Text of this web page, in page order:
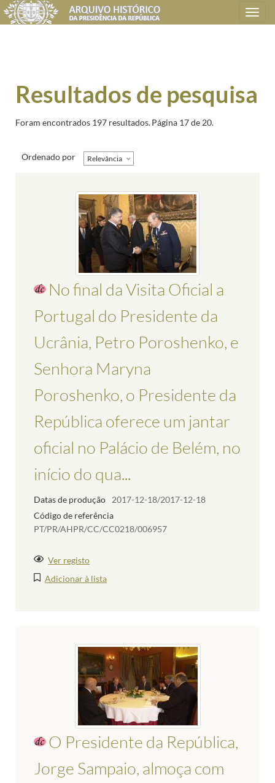
Toggle
navigation
Resultados de pesquisa
Foram encontrados 197 resultados.Página 17 de 20.
Ordenado por Relevância
No final da Visita Oficial a
Portugal do Presidente da
Ucrânia, Petro Poroshenko, e
Senhora Maryna
Poroshenko, o Presidente da
República oferece um jantar
oficial no Palácio de Belém, no
início do qua...
Datas de produção
2017-12-18/2017-12-18
Código de referência
PT/PR/AHPR/CC/CC0218/006957
Ver registo
Adicionar à lista
O Presidente da República,
Jorge Sampaio, almoça com